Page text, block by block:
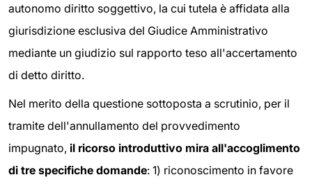
autonomo diritto soggettivo, la cui tutela è affidata alla
giurisdizione esclusiva del Giudice Amministrativo
mediante un giudizio sul rapporto teso all'accertamento
di detto diritto.
Nel merito della questione sottoposta a scrutinio, per il
tramite dell'annullamento del provvedimento
impugnato, il ricorso introduttivo mira all'accoglimento
di tre specifiche domande: 1) riconoscimento in favore